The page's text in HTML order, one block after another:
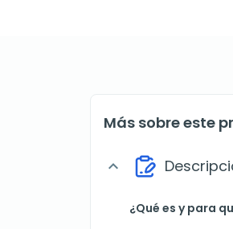
Más sobre este
expand_more
¿Qué es y para